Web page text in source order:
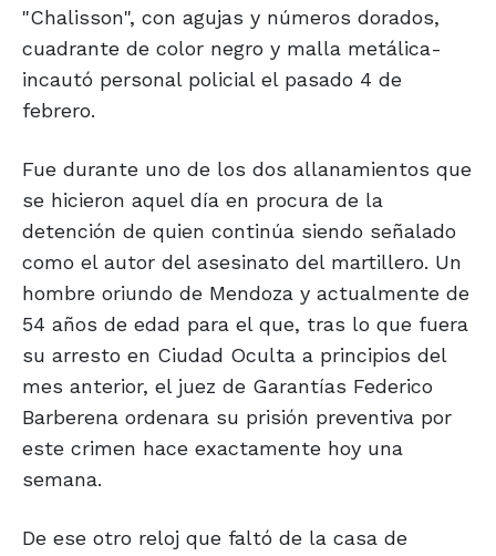
"Chalisson", con agujas y números dorados,
cuadrante de color negro y malla metálica-
incautó personal policial el pasado 4 de
febrero.
Fue durante uno de los dos allanamientos que
se hicieron aquel día en procura de la
detención de quien continúa siendo señalado
como el autor del asesinato del martillero. Un
hombre oriundo de Mendoza y actualmente de
54 años de edad para el que, tras lo que fuera
su arresto en Ciudad Oculta a principios del
mes anterior, el juez de Garantías Federico
Barberena ordenara su prisión preventiva por
este crimen hace exactamente hoy una
semana.
De ese otro reloj que faltó de la casa de